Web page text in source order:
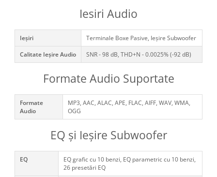
Iesiri Audio
Ieşiri Terminale Boxe Pasive, Ieşire Subwoofer
Calitate Ieşire Audio SNR - 98 dB, THD+N - 0.0025% (-92 dB)
Formate Audio Suportate
Formate
Audio
MP3, AAC, ALAC, APE, FLAC, AIFF, WAV, WMA,
OGG
EQ și Ieşire Subwoofer
EQ
EQ grafic cu 10 benzi, EQ parametric cu 10 benzi,
26 presetări EQ